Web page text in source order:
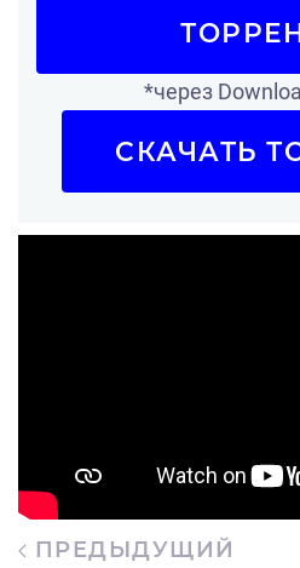
*через
СКАЧАТЬ
ПРЕДЫДУЩИЙ